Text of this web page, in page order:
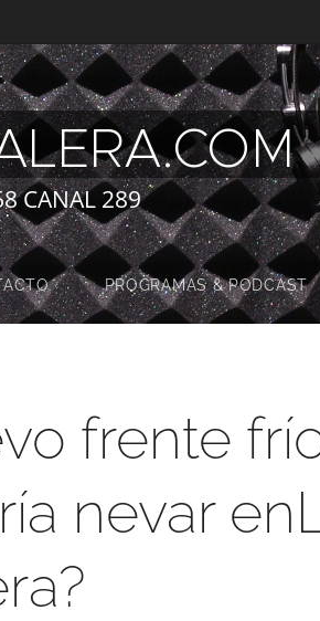
CANAL 289
PROGRAMAS & PODCAST
frente
nevar